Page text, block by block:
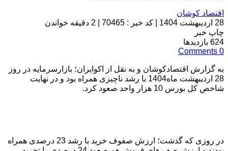
اقتصاد کوشان
28 اردیبهشت 1404
کد خبر : 70465
2 دقیقه خواندن
چاپ خبر
624 بازدیدها
0
Comments
به گزارش اقتصادکوشان و به نقل از اکوایران؛ بازارسرمایه در روز
28 اردیبهشت ماه1404 با رشد ناچیزی همراه بود و در نهایت
شاخص کل بورس 10 هزار واحد صعود کرد.
در روزی که گذشت؛ ارزش صفوف خرید با رشد 23 درصدی همراه